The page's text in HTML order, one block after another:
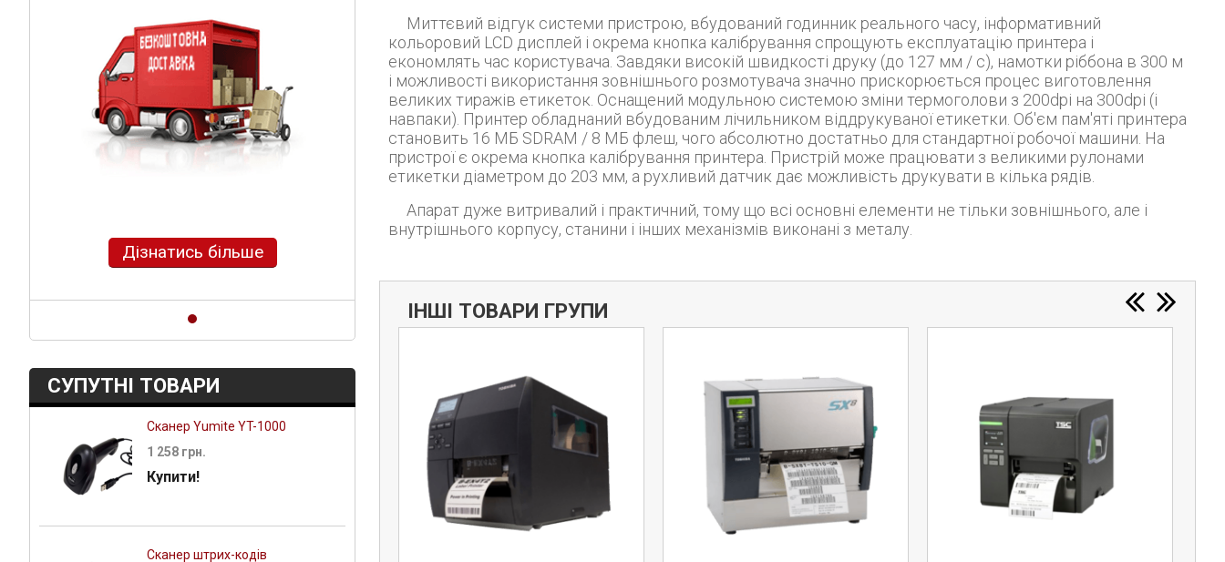
Дізнатись більше
СУПУТНІ ТОВАРИ
Сканер Yumite YT-1000
1 258 грн.
Купити!
Сканер штрих-кодів
Миттєвий відгук системи пристрою, вбудований годинник реального часу, інформативний
кольоровий LCD дисплей і окрема кнопка калібрування спрощують експлуатацію принтера і
економлять час користувача. Завдяки високій швидкості друку (до 127 мм / с), намотки ріббона в 300 м
і можливості використання зовнішнього розмотувача значно прискорюється процес виготовлення
великих тиражів етикеток. Оснащений модульною системою зміни термоголови з 200dpi на 300dpi (і
навпаки). Принтер обладнаний вбудованим лічильником віддрукуваної етикетки. Об'єм пам'яті принтера
становить 16 МБ SDRAM / 8 МБ флеш, чого абсолютно достатньо для стандартної робочої машини. На
пристрої є окрема кнопка калібрування принтера. Пристрій може працювати з великими рулонами
етикетки діаметром до 203 мм, а рухливий датчик дає можливість друкувати в кілька рядів.
Апарат дуже витривалий і практичний, тому що всі основні елементи не тільки зовнішнього, але і
внутрішнього корпусу, станини і інших механізмів виконані з металу.
ІНШІ ТОВАРИ ГРУПИ